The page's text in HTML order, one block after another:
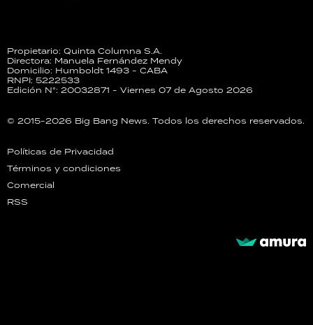
Propietario: Quinta Columna S.A.
Directora: Manuela Fernández Mendy
Domicilio: Humboldt 1493 - CABA
RNPI: 5222533
Edición N°: 20032871 - Viernes 07 de Agosto 2026
© 2015-2026 Big Bang News. Todos los derechos reservados.
Políticas de Privacidad
Términos y condiciones
Comercial
RSS